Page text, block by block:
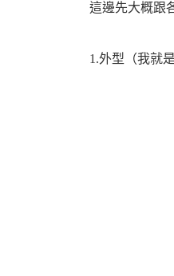
這邊先大概跟
1.外型（我就